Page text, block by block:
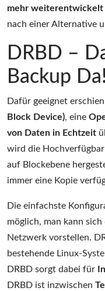
mehr weiterentwickelt
nach einer Alternative
DRBD –
Backup Da!
Dafür geeignet
Block Device), eine
von Daten in Echtzeit
wird die
auf Blockebene
immer eine Kopie
Die einfachste
möglich, man kann
Netzwerk vorstellen.
bestehende Linux-
DRBD sorgt dabei für
DRBD ist inzwischen